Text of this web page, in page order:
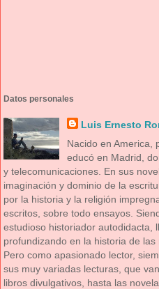
Datos personales
Luis Ernesto
Nacido en America,
educó en Madrid,
y telecomunicaciones. En sus
imaginación y dominio de la
por la historia y la religión
escritos, sobre todo ensayos.
estudioso historiador autodidacta,
profundizando en la historia de
Pero como apasionado lector,
sus muy variadas lecturas, que
libros divulgativos, hasta las